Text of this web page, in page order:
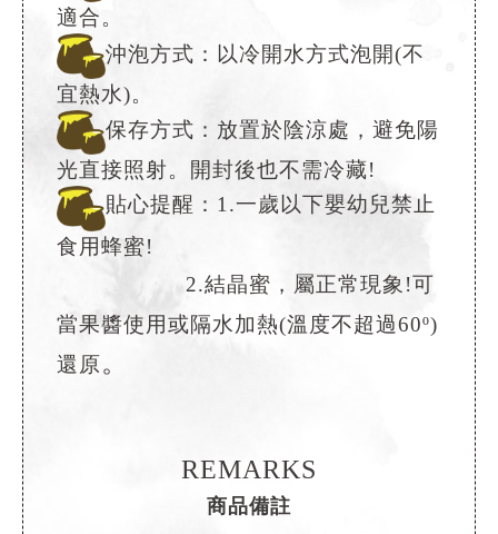
適合。
沖泡方式：以冷開水方式泡開(不
宜熱水)。
保存方式：放置於陰涼處，避免陽
光直接照射。開封後也不需冷藏!
貼心提醒：1.一歲以下嬰幼兒禁止
食用蜂蜜!
2.結晶蜜，屬正常現象!可
當果醬使用或隔水加熱(溫度不超過60º)
還原。
REMARKS
商品備註